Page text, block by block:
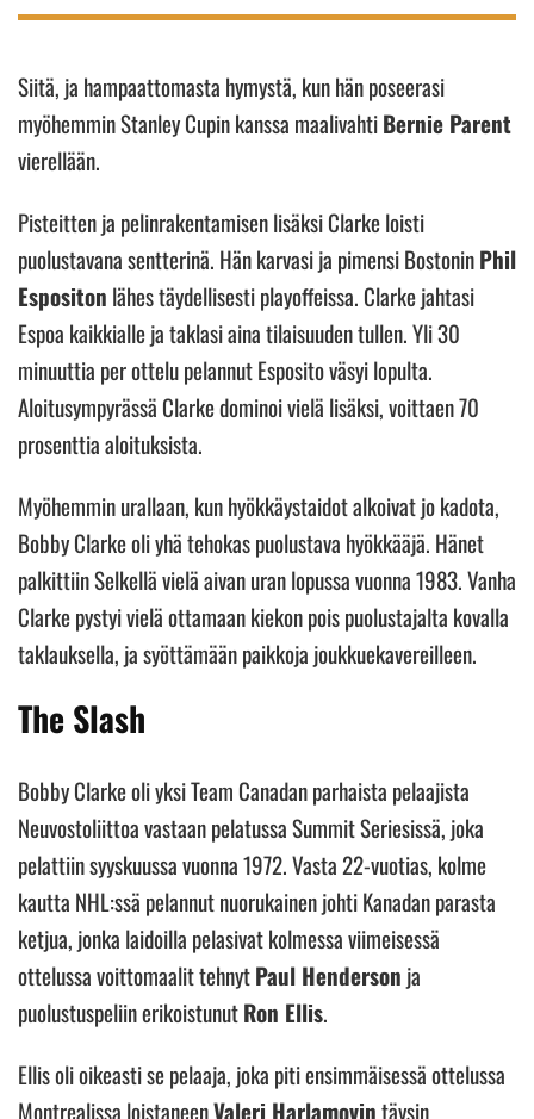
Siitä, ja hampaattomasta hymystä, kun hän poseerasi
myöhemmin Stanley Cupin kanssa maalivahtiBernie Parent
vierellään.
Pisteitten ja pelinrakentamisen lisäksi Clarke loisti
puolustavana sentterinä. Hän karvasi ja pimensi BostoninPhil
Espositon lähes täydellisesti playoffeissa. Clarke jahtasi
Espoa kaikkialle ja taklasi aina tilaisuuden tullen. Yli 30
minuuttia per ottelu pelannut Esposito väsyi lopulta.
Aloitusympyrässä Clarke dominoi vielä lisäksi, voittaen 70
prosenttia aloituksista.
Myöhemmin urallaan, kun hyökkäystaidot alkoivat jo kadota,
Bobby Clarke oli yhä tehokas puolustava hyökkääjä. Hänet
palkittiin Selkellä vielä aivan uran lopussa vuonna 1983. Vanha
Clarke pystyi vielä ottamaan kiekon pois puolustajalta kovalla
taklauksella, ja syöttämään paikkoja joukkuekavereilleen.
The Slash
Bobby Clarke oli yksi Team Canadan parhaista pelaajista
Neuvostoliittoa vastaan pelatussa Summit Seriesissä, joka
pelattiin syyskuussa vuonna 1972. Vasta 22-vuotias, kolme
kautta NHL:ssä pelannut nuorukainen johti Kanadan parasta
ketjua, jonka laidoilla pelasivat kolmessa viimeisessä
ottelussa voittomaalit tehnytPaul Henderson ja
puolustuspeliin erikoistunutRon Ellis.
Ellis oli oikeasti se pelaaja, joka piti ensimmäisessä ottelussa
Montrealissa loistaneenValeri Harlamovintäysin